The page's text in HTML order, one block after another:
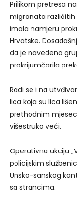
Prilikom pretresa
migranata različitih
imala namjeru
Hrvatske.
da je navedena
prokrijumčarila
Radi se i na
lica koja su lica
prethodnim
višestruko veći.
Operativna akcija
policijskim
Unsko-sanskog
sa strancima.